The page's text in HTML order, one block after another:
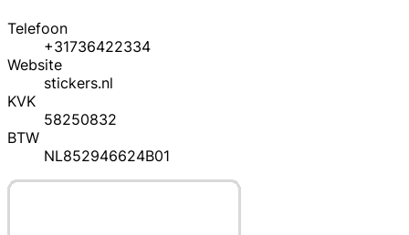
Telefoon
+31736422334
Website
stickers.nl
KVK
58250832
BTW
NL852946624B01